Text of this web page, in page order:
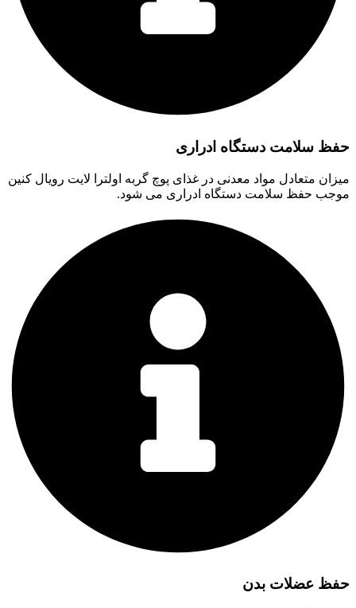
حفظ سلامت دستگاه ادراری
میزان متعادل مواد معدنی در غذای پوچ گربه اولترا لایت رویال کنین
موجب حفظ سلامت دستگاه ادراری می شود.
حفظ عضلات بدن